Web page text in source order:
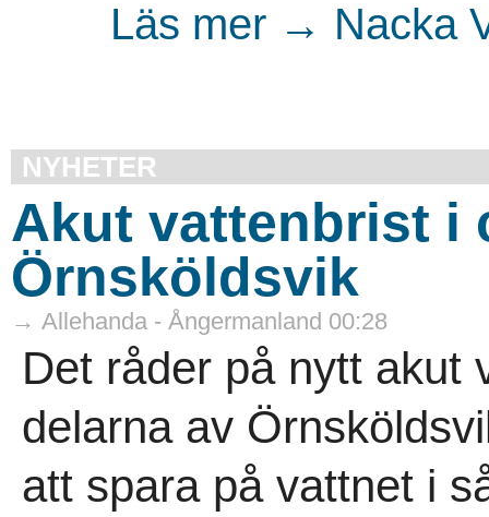
Läs mer → Nacka
NYHETER
Akut vattenbrist i
Örnsköldsvik
→ Allehanda - Ångermanland 00:28
Det råder på nytt akut
delarna av
att spara på vattnet i